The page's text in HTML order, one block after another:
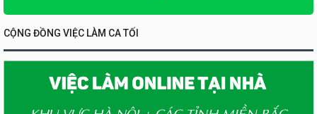
CỘNG ĐỒNG VIỆC LÀM CA TỐI